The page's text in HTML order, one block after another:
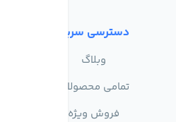
دسترسی سریع
وبلاگ
تمامی محصولات
فروش ویژه